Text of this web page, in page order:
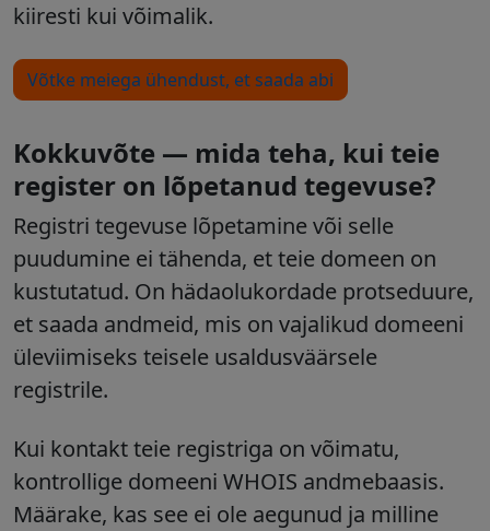
kiiresti kui võimalik.
Võtke meiega ühendust, et saada abi
Kokkuvõte — mida teha, kui teie
register on lõpetanud tegevuse?
Registri tegevuse lõpetamine või selle
puudumine ei tähenda, et teie domeen on
kustutatud. On hädaolukordade protseduure,
et saada andmeid, mis on vajalikud domeeni
üleviimiseks teisele usaldusväärsele
registrile.
Kui kontakt teie registriga on võimatu,
kontrollige domeeni WHOIS andmebaasis.
Määrake, kas see ei ole aegunud ja milline